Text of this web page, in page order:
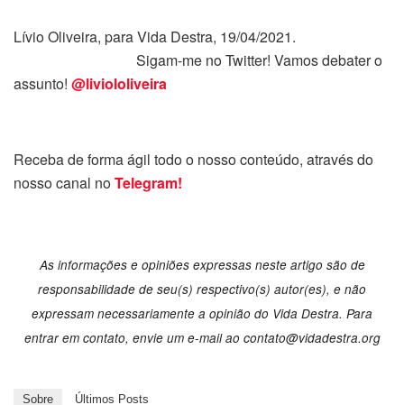
Lívio Oliveira, para Vida Destra, 19/04/2021.
Sigam-me no Twitter! Vamos debater o
assunto! @liviololiveira
Receba de forma ágil todo o nosso conteúdo, através do
nosso canal noTelegram!
As informações e opiniões expressas neste artigo são de
responsabilidade de seu(s) respectivo(s) autor(es), e não
expressam necessariamente a opinião do Vida Destra. Para
entrar em contato, envie um e-mail ao contato@vidadestra.org
Sobre Últimos Posts